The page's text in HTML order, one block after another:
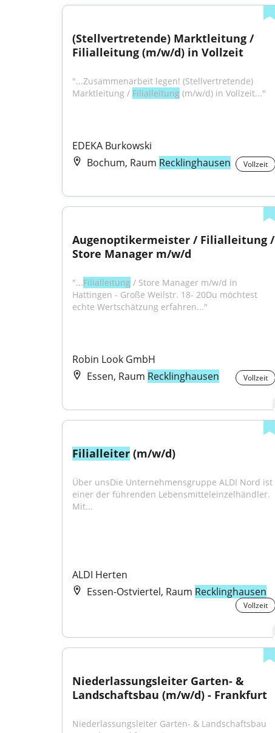
(Stellvertretende) Marktleitung /
Filialleitung (m/w/d) in Vollzeit
"...Zusammenarbeit legen! (Stellvertretende)
Marktleitung / Filialleitung (m/w/d) in Vollzeit..."
EDEKA Burkowski
Bochum, Raum Recklinghausen Vollzeit
Augenoptikermeister / Filialleitung /
Store Manager m/w/d
"...Filialleitung / Store Manager m/w/d in
Hattingen - Große Weilstr. 18- 20Du möchtest
echte Wertschätzung erfahren..."
Robin Look GmbH
Essen, Raum Recklinghausen Vollzeit
Filialleiter (m/w/d)
Über unsDie Unternehmensgruppe ALDI Nord ist
einer der führenden Lebensmitteleinzelhändler.
Mit...
ALDI Herten
Essen-Ostviertel, Raum Recklinghausen
Vollzeit
Niederlassungsleiter Garten- &
Landschaftsbau (m/w/d) - Frankfurt
Niederlassungsleiter Garten- & Landschaftsbau